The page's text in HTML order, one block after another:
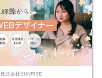
株式会社SUNRISE